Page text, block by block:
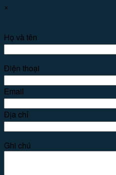
×
Họ và tên
Điện thoại
Email
Địa chỉ
Ghi chú